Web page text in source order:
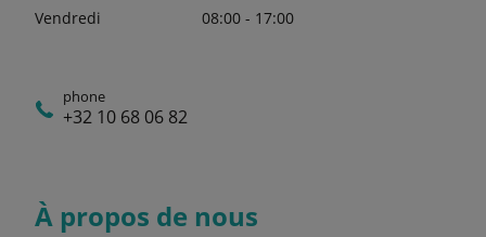
Vendredi
08:00 - 17:00
phone
+32 10 68 06 82
À propos de nous